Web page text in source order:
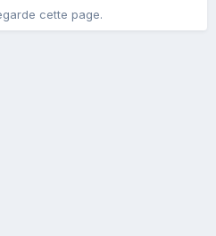
cette page.